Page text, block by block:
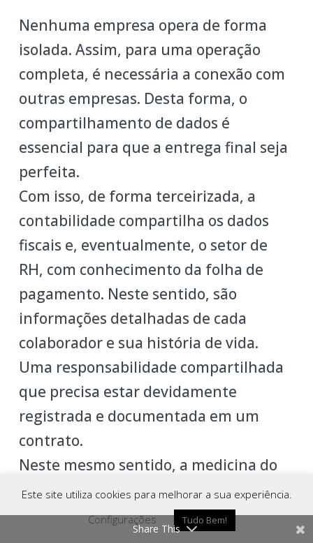
Nenhuma empresa opera de forma
isolada. Assim, para uma operação
completa, é necessária a conexão com
outras empresas. Desta forma, o
compartilhamento de dados é
essencial para que a entrega final seja
perfeita.
Com isso, de forma terceirizada, a
contabilidade compartilha os dados
fiscais e, eventualmente, o setor de
RH, com conhecimento da folha de
pagamento. Neste sentido, são
informações detalhadas de cada
colaborador e sua história de vida.
Uma responsabilidade compartilhada
que precisa estar devidamente
registrada e documentada em um
contrato.
Neste mesmo sentido, a medicina do
trabalho é uma atividade
complementar ao RH, certamente
lidando com muitos dados sensíveis
Ligar Whatsapp
Este site utiliza cookies para melhorar a sua experiência.
Configurações
Tudo Bem!
Share This